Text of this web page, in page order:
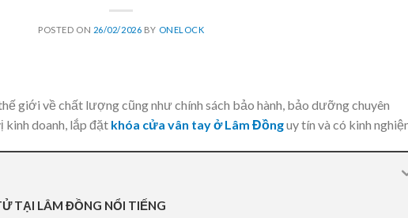
POSTED ON 26/02/2026 BY ONELOCK
giới về chất lượng cũng như chính sách bảo hành, bảo dưỡng chuyên
kinh doanh, lắp đặt khóa cửa vân tay ở Lâm Đồnguy tín và có kinh
TẠI LÂM ĐỒNG NỔI TIẾNG